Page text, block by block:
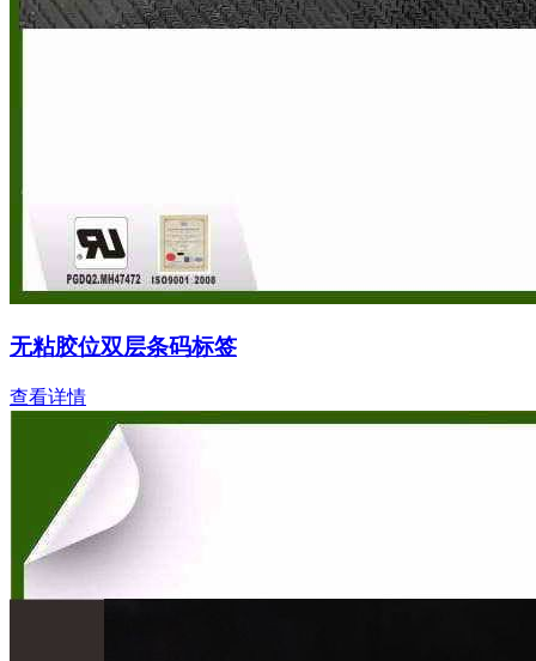
无粘胶位双层条码标签
查看详情